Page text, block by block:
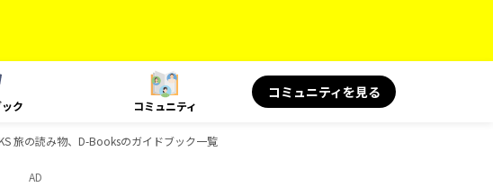
ク コミュニティ
コミュニティを見る
旅の読み物、D-Booksのガイドブック一覧
AD